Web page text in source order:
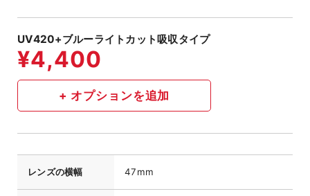
UV420+ブルーライトカット吸収タイプ
レンズの横幅 47mm